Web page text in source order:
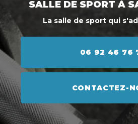
SALLE DE SPORTÀ
La salle de sport qui
06 92 46 76
CONTACTEZ-